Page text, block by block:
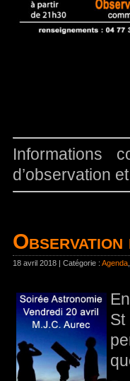
Informations
d’observation
18 avril 2018 | Catégorie : Agenda